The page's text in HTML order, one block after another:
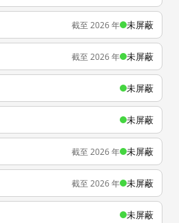
截至 2026 年 未屏蔽
截至 2026 年 未屏蔽
未屏蔽
未屏蔽
截至 2026 年 未屏蔽
截至 2026 年 未屏蔽
未屏蔽